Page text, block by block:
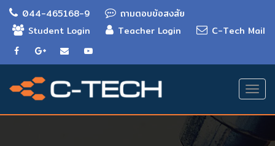
044-465168-9
ถามตอบข้อสงสัย
Student Login
Teacher Login C-Tech Mail